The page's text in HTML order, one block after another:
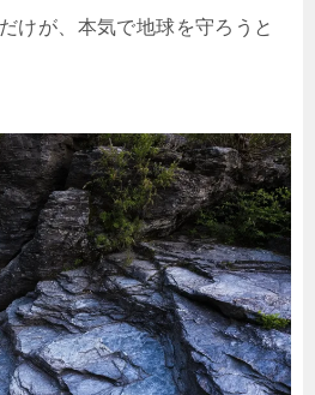
けが、本気で地球を守ろうと